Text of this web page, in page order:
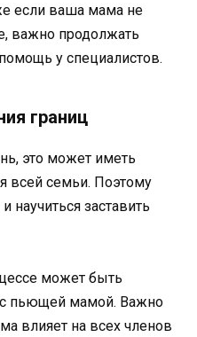
если ваша мама не
важно продолжать
у специалистов.
границ
это может иметь
всей семьи. Поэтому
научиться заставить
может быть
с пьющей мамой. Важно
влияет на всех членов